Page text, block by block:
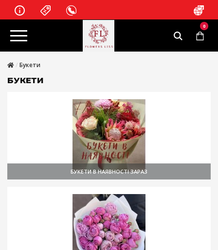
0
Букети
БУКЕТИ
БУКЕТИ В НАЯВНОСТІ ЗАРАЗ